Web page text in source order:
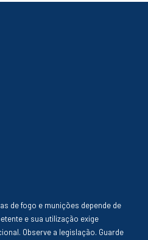
de fogo e munições depende de
e sua utilização exige
Observe a legislação. Guarde